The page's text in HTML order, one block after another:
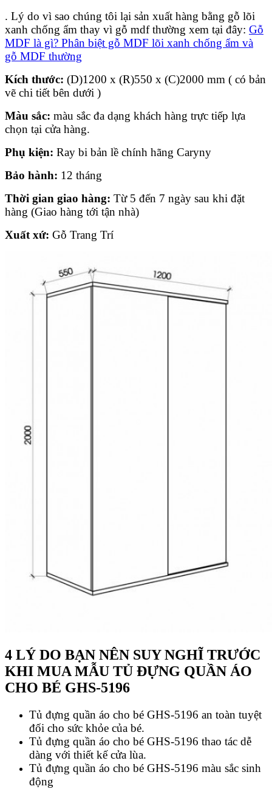
. Lý do vì sao chúng tôi lại sản xuất hàng bằng gỗ lõi
xanh chống ẩm thay vì gỗ mdf thường xem tại đây: Gỗ
MDF là gì? Phân biệt gỗ MDF lõi xanh chống ẩm và
gỗ MDF thường
Kích thước: (D)1200 x (R)550 x (C)2000 mm ( có bản
vẽ chi tiết bên dưới )
Màu sắc: màu sắc đa dạng khách hàng trực tiếp lựa
chọn tại cửa hàng.
Phụ kiện: Ray bi bản lề chính hãng Caryny
Bảo hành: 12 tháng
Thời gian giao hàng: Từ 5 đến 7 ngày sau khi đặt
hàng (Giao hàng tới tận nhà)
Xuất xứ: Gỗ Trang Trí
4 LÝ DO BẠN NÊN SUY NGHĨ TRƯỚC
KHI MUA MẪU TỦ ĐỰNG QUẦN ÁO
CHO BÉ GHS-5196
Tủ đựng quần áo cho bé GHS-5196 an toàn tuyệt
đối cho sức khỏe của bé.
Tủ đựng quần áo cho bé GHS-5196 thao tác dễ
dàng với thiết kế cửa lùa.
Tủ đựng quần áo cho bé GHS-5196 màu sắc sinh
động